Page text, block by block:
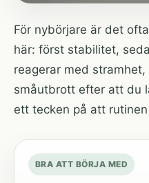
För nybörjare är det
här: först stabilitet,
reagerar med
småutbrott efter att du
ett tecken på att
BRA ATT BÖRJA MED